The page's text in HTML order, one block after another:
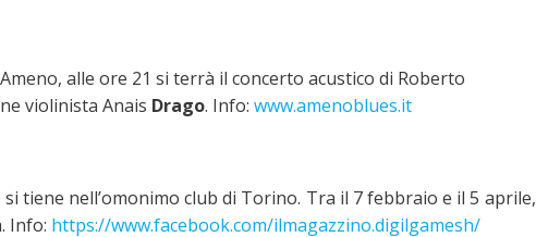
alle ore 21 si terrà il concerto acustico di Roberto
violinista Anais Drago. Info: www.amenoblues.it
tiene nell’omonimo club di Torino. Tra il 7 febbraio e il 5 aprile,
Info: https://www.facebook.com/ilmagazzino.digilgamesh/